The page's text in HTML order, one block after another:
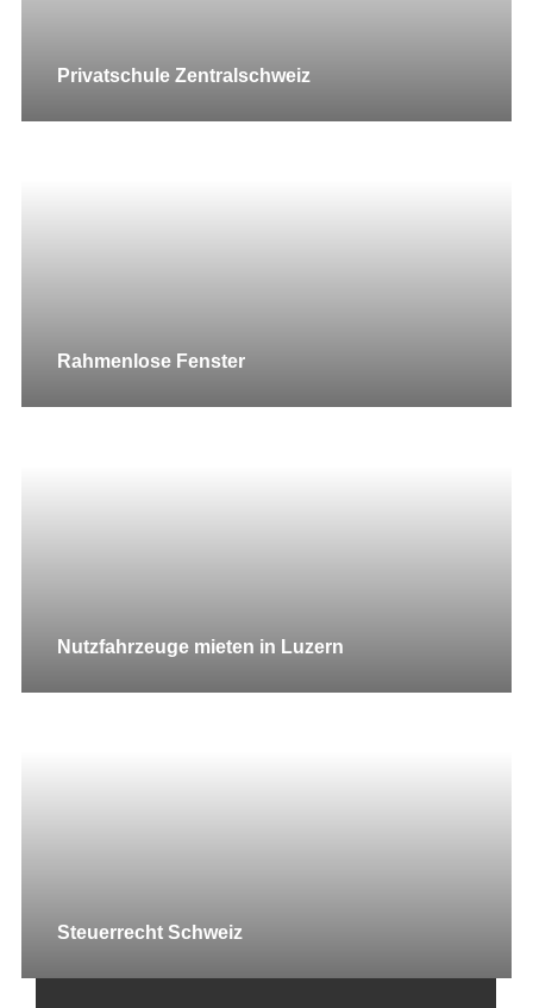
Privatschule Zentralschweiz
Rahmenlose Fenster
Nutzfahrzeuge mieten in Luzern
Steuerrecht Schweiz